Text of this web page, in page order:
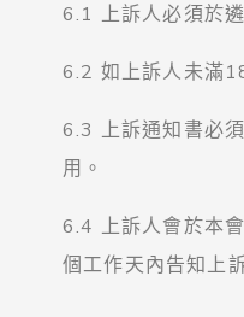
6.1 上訴人必須於
6.2 如上訴人未滿
6.3 上訴通知書必
用。
6.4 上訴人會於本
個工作天內告知上